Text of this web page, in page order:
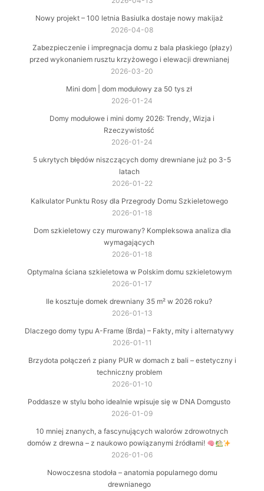
Nowy projekt – 100 letnia Basiulka dostaje nowy makijaż
2026-04-08
Zabezpieczenie i impregnacja domu z bala płaskiego (płazy)
przed wykonaniem rusztu krzyżowego i elewacji drewnianej
2026-03-20
Mini dom | dom modułowy za 50 tys zł
2026-01-24
Domy modułowe i mini domy 2026: Trendy, Wizja i
Rzeczywistość
2026-01-24
5 ukrytych błędów niszczących domy drewniane już po 3-5
latach
2026-01-22
Kalkulator Punktu Rosy dla Przegrody Domu Szkieletowego
2026-01-18
Dom szkieletowy czy murowany? Kompleksowa analiza dla
wymagających
2026-01-18
Optymalna ściana szkieletowa w Polskim domu szkieletowym
2026-01-17
Ile kosztuje domek drewniany 35 m² w 2026 roku?
2026-01-13
Dlaczego domy typu A-Frame (Brda) – Fakty, mity i alternatywy
2026-01-11
Brzydota połączeń z piany PUR w domach z bali – estetyczny i
techniczny problem
2026-01-10
Poddasze w stylu boho idealnie wpisuje się w DNA Domgusto
2026-01-09
10 mniej znanych, a fascynujących walorów zdrowotnych
domów z drewna – z naukowo powiązanymi źródłami!
2026-01-06
Nowoczesna stodoła – anatomia popularnego domu
drewnianego